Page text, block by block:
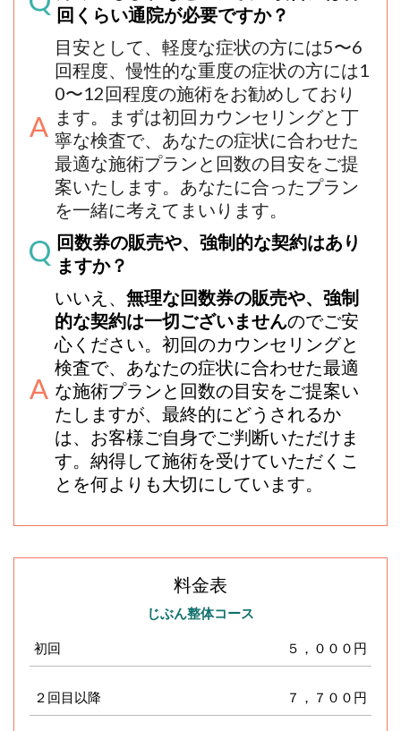
回くらい通院が必要ですか？
目安として、軽度な症状の方には5〜6
回程度、慢性的な重度の症状の方には1
0〜12回程度の施術をお勧めしており
ます
まずは初回カウンセリングと丁
寧な検査で、あなたの症状に合わせた
最適な施術プランと回数の目安をご提
案いたします。あなたに合ったプラン
を一緒に考えてまいります。
回数券の販売や、強制的な契約はあり
ますか？
いいえ、 無理な回数券の販売や、強制
的な契約は一切ございませんのでご安
心ください。初回のカウンセリングと
検査で、あなたの症状に合わせた最適
な施術プランと回数の目安をご提案い
たしますが、最終的にどうされるか
は、お客様ご自身でご判断いただけま
す。納得して施術を受けていただくこ
とを何よりも大切にしています。
料金表
じぶん整体コース
初回 ５，０００円
２回目以降 ７，７００円